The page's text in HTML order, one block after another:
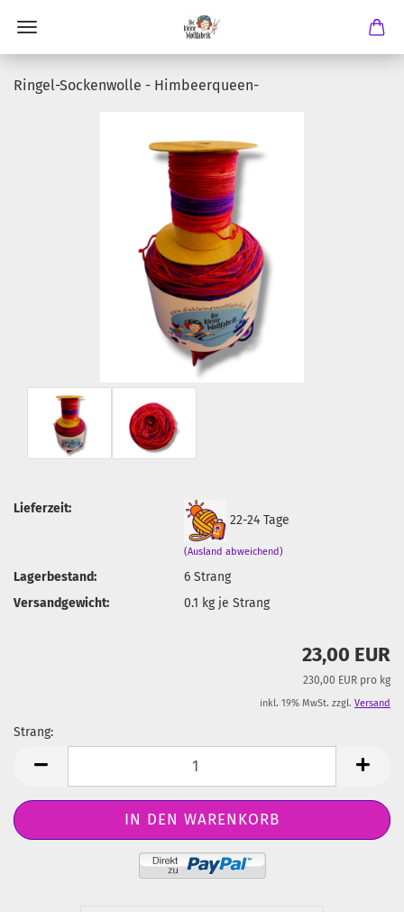
Ringel-Sockenwolle - Himbeerqueen-
Lieferzeit:
22-24 Tage
(Ausland abweichend)
Lagerbestand: 6Strang
Versandgewicht:
0.1 kg je Strang
23,00 EUR
230,00 EUR pro kg
inkl. 19% MwSt. zzgl. Versand
Strang: